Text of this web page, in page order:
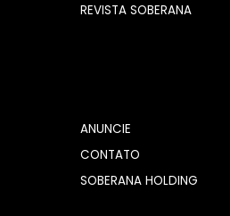
REVISTA SOBERANA
ANUNCIE
CONTATO
SOBERANA HOLDING